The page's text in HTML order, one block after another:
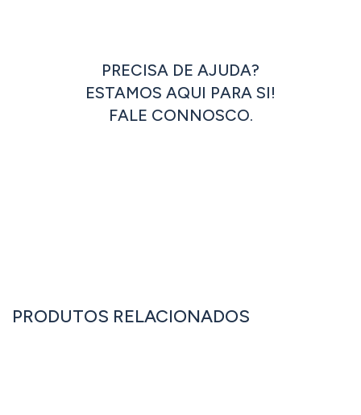
PRECISA DE AJUDA?
ESTAMOS AQUI PARA SI!
FALE CONNOSCO.
PRODUTOS RELACIONADOS